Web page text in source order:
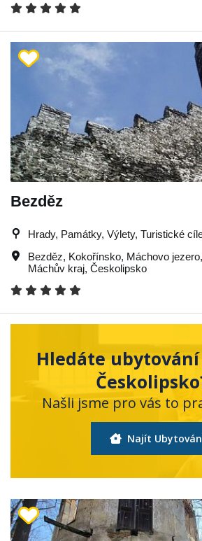
Bezděz
Hrady, Památky, Výlety, Turistické
Bezděz, Kokořínsko, Máchovo jezero,
Máchův kraj, Českolipsko
Hledáte
Našli jsme pro vás to
Najít